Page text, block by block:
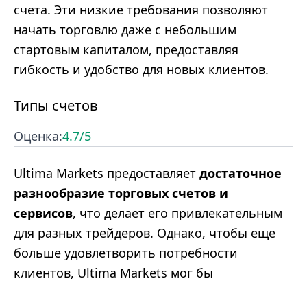
счета. Эти низкие требования позволяют
начать торговлю даже с небольшим
стартовым капиталом, предоставляя
гибкость и удобство для новых клиентов.
Типы счетов
Оценка:4.7/5
Ultima Markets предоставляет достаточное
разнообразие торговых счетов и
сервисов, что делает его привлекательным
для разных трейдеров. Однако, чтобы еще
больше удовлетворить потребности
клиентов, Ultima Markets мог бы